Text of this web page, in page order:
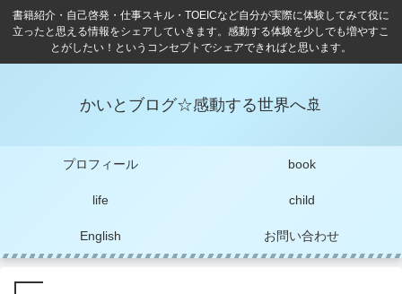
書籍紹介・自己啓発・仕事スキル・TOEICなど自分が実際に体験してみて役に
立ったと思える情報をシェアしていきます。感動する体験を少しでも増やすこ
とがしたい！というコンセプトでシェアできればと思います。
かいとブログ☆感動する世界へ🚢
プロフィール book
life child
English お問い合わせ